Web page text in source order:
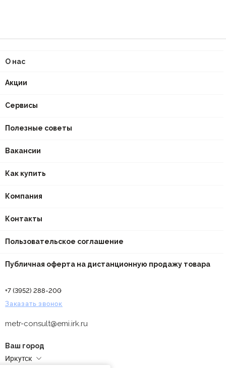
О нас
Акции
Сервисы
Полезные советы
Вакансии
Как купить
Компания
Контакты
Пользовательское соглашение
Публичная оферта на дистанционную продажу товара
+7 (3952) 288-200
Заказать звонок
metr-consult@emi.irk.ru
Ваш город
Иркутск